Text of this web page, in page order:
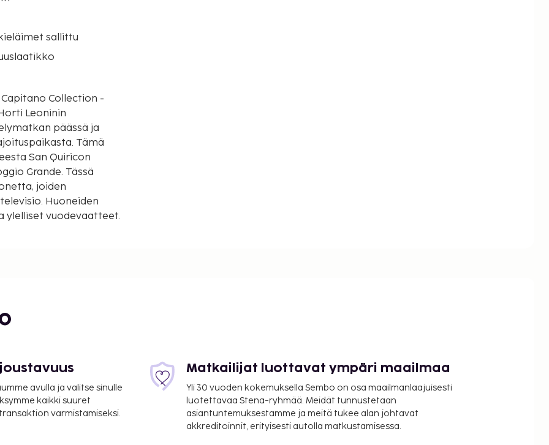
sallittu
Collection -
Leoninin
päässä ja
Tämä
San Quiricon
Grande. Tässä
joiden
Huoneiden
ylelliset vuodevaatteet.
Jos saavut autolla,
päällä on lisäksi
hotellin palveluihin
palvelut ja kampaamo.
paikka lounaan tai
paikallinen keittiö.
avulla ja valitse sinulle
kaikki suuret
varmistamiseksi.
Matkailijat luottavat ympäri maailmaa
Yli 30 vuoden kokemuksella Sembo on osa maailmanlaajuisesti
luotettavaa Stena-ryhmää. Meidät tunnustetaan
asiantuntemuksestamme ja meitä tukee alan johtavat
akkreditoinnit, erityisesti autolla matkustamisessa.